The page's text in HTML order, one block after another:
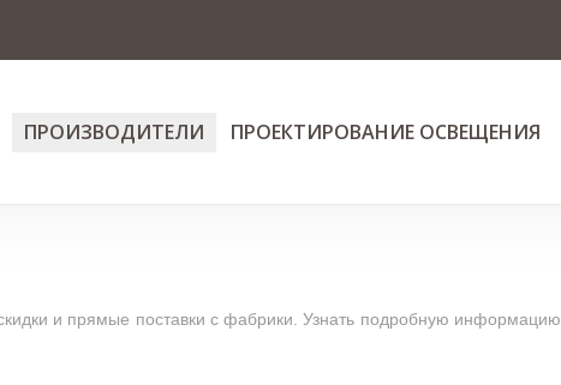
ПРОИЗВОДИТЕЛИ ПРОЕКТИРОВАНИЕ ОСВЕЩЕНИЯ
и прямые поставки с фабрики. Узнать подробную информацию